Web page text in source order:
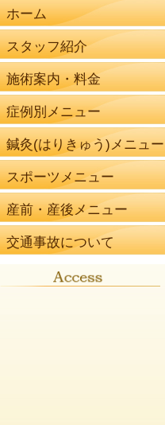
ホーム
スタッフ紹介
施術案内・料金
症例別メニュー
鍼灸(はりきゅう)メニュー
スポーツメニュー
産前・産後メニュー
交通事故について